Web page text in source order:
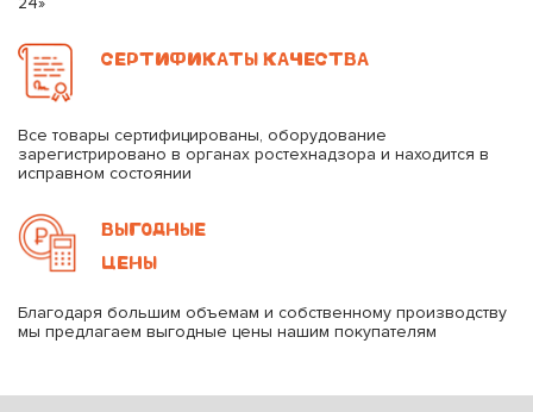
СЕРТИФИКАТЫ КАЧЕСТВА
Все товары сертифицированы, оборудование
зарегистрировано в органах ростехнадзора и находится в
исправном состоянии
ВЫГОДНЫЕ
ЦЕНЫ
Благодаря большим объемам и собственному производству
мы предлагаем выгодные цены нашим покупателям